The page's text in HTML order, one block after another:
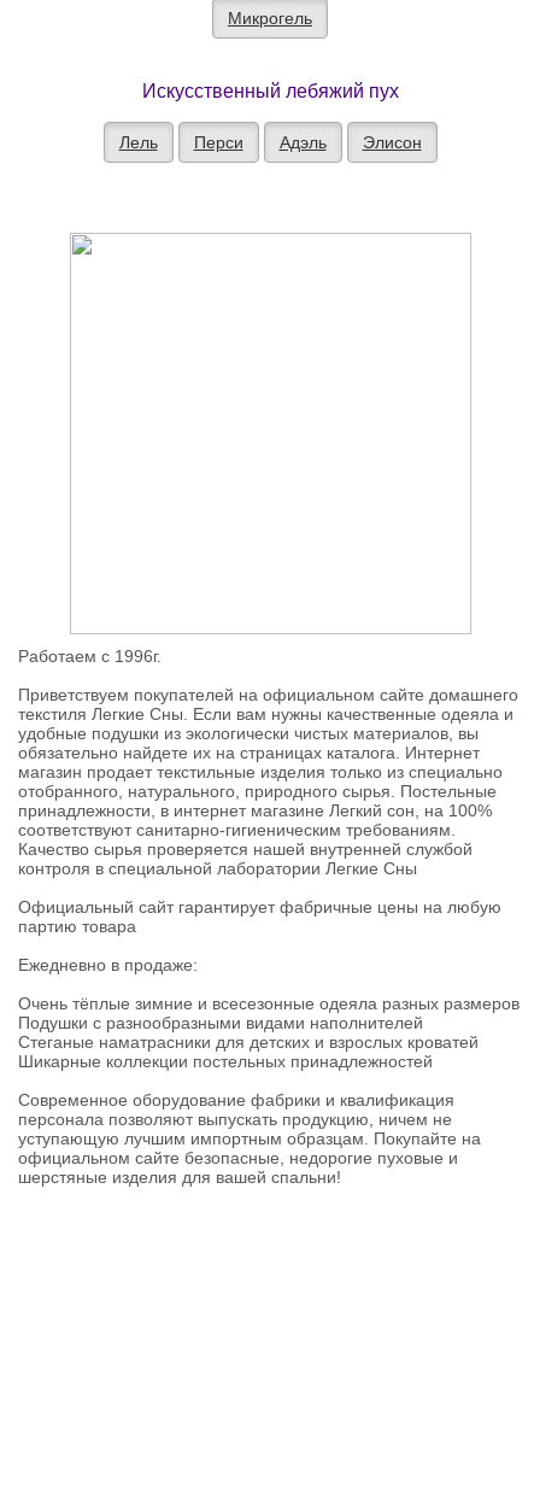
Микрогель
Искусственный лебяжий пух
Лель Перси Адэль Элисон
Работаем с 1996г.
Приветствуем покупателей на официальном сайте домашнего
текстиля Легкие Сны. Если вам нужны качественные одеяла и
удобные подушки из экологически чистых материалов, вы
обязательно найдете их на страницах каталога. Интернет
магазин продает текстильные изделия только из специально
отобранного, натурального, природного сырья. Постельные
принадлежности, в интернет магазине Легкий сон, на 100%
соответствуют санитарно-гигиеническим требованиям.
Качество сырья проверяется нашей внутренней службой
контроля в специальной лаборатории Легкие Сны
Официальный сайт гарантирует фабричные цены на любую
партию товара
Ежедневно в продаже:
Очень тёплые зимние и всесезонные одеяла разных размеров
Подушки с разнообразными видами наполнителей
Стеганые наматрасники для детских и взрослых кроватей
Шикарные коллекции постельных принадлежностей
Современное оборудование фабрики и квалификация
персонала позволяют выпускать продукцию, ничем не
уступающую лучшим импортным образцам. Покупайте на
официальном сайте безопасные, недорогие пуховые и
шерстяные изделия для вашей спальни!